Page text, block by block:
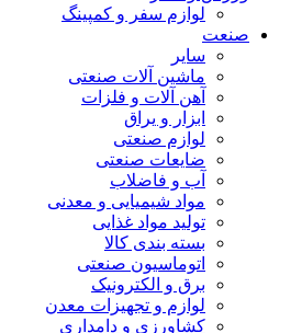
لوازم سفر و کمپینگ
صنعت
سایر
ماشین آلات صنعتی
آهن آلات و فلزات
ابزار و یراق
لوازم صنعتی
ضایعات صنعتی
آب و فاضلاب
مواد شیمیایی و معدنی
تولید مواد غذایی
بسته بندی کالا
اتوماسیون صنعتی
برق و الکترونیک
لوازم و تجهیزات معدن
کشاورزی و دامداری